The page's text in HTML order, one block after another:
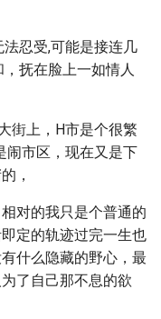
忍受,可能是接连几
抚在脸上一如情人
街上，H市是个很繁
闹市区，现在又是下
，
对的我只是个普通的
定的轨迹过完一生也
什么隐藏的野心，最
了自己那不息的欲